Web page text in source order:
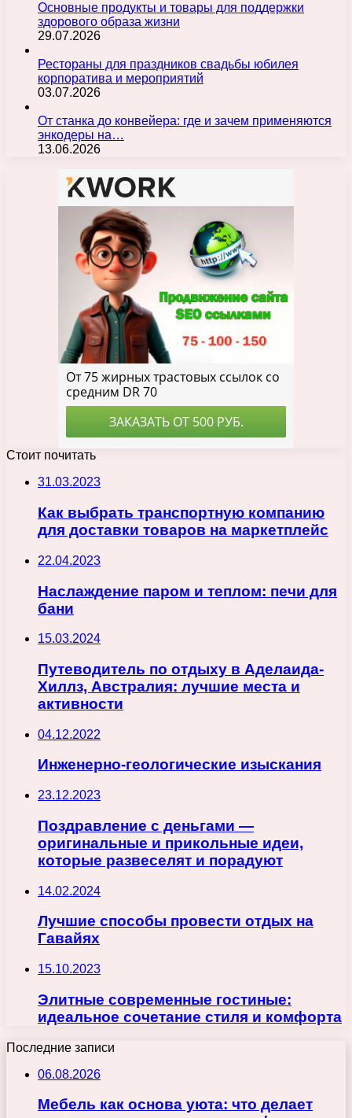
Основные продукты и товары для поддержки
здорового образа жизни
29.07.2026
Рестораны для праздников свадьбы юбилея
корпоратива и мероприятий
03.07.2026
От станка до конвейера: где и зачем применяются
энкодеры на…
13.06.2026
Стоит почитать
31.03.2023
Как выбрать транспортную компанию
для доставки товаров на маркетплейс
22.04.2023
Наслаждение паром и теплом: печи для
бани
15.03.2024
Путеводитель по отдыху в Аделаида-
Хиллз, Австралия: лучшие места и
активности
04.12.2022
Инженерно-геологические изыскания
23.12.2023
Поздравление с деньгами —
оригинальные и прикольные идеи,
которые развеселят и порадуют
14.02.2024
Лучшие способы провести отдых на
Гавайях
15.10.2023
Элитные современные гостиные:
идеальное сочетание стиля и комфорта
Последние записи
06.08.2026
Мебель как основа уюта: что делает